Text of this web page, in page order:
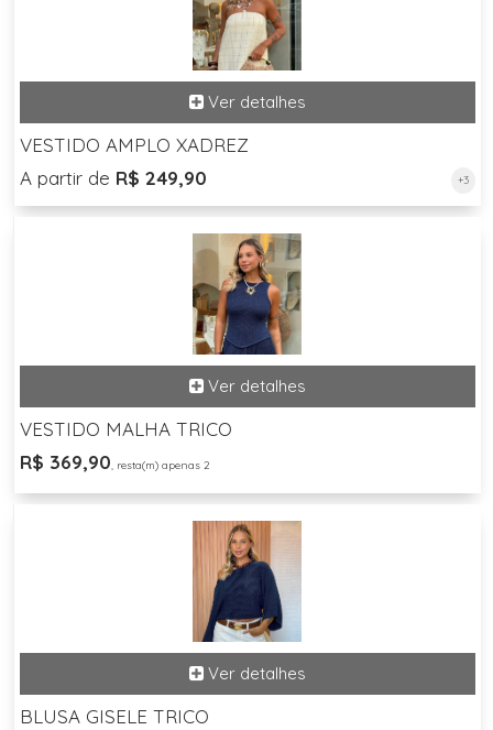
VESTIDO AMPLO XADREZ
A partir de R$ 249,90 +3
VESTIDO MALHA TRICO
R$ 369,90, resta(m) apenas 2
BLUSA GISELE TRICO